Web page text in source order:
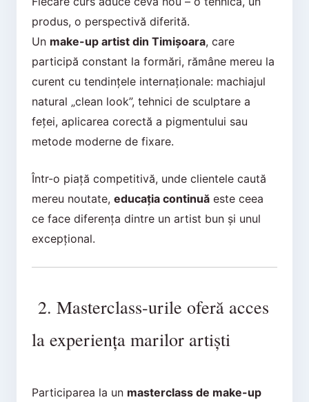
produs, o perspectivă diferită.
Un make-up artist din Timișoara, care
participă constant la formări, rămâne mereu la
curent cu tendințele internaționale: machiajul
natural „clean look”, tehnici de sculptare a
feței, aplicarea corectă a pigmentului sau
metode moderne de fixare.
Într-o piață competitivă, unde clientele caută
mereu noutate, educația continuăeste ceea
ce face diferența dintre un artist bun și unul
excepțional.
2. Masterclass-urile oferă acces
la experiența marilor artiști
Participarea la un masterclass de make-up